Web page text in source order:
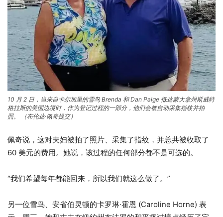
10 月 2 日，当来自卡尔加里的雪鸟 Brenda 和 Dan Paige 抵达蒙大拿州斯威特
格拉斯的美国边境时，作为登记过程的一部分，他们会被自动采集指纹并拍
照。
（布伦达·佩奇提交）
佩奇说，这对夫妇被拍了照片、采集了指纹，并总共被收取了
60 美元的费用。她说，该过程的任何部分都不是可选的。
“我们希望每年都能回来，所以我们就这么做了。”
另一位雪鸟、安省伯灵顿的卡罗琳·霍恩 (Caroline Horne) 表